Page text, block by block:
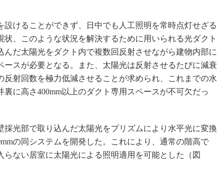
けることができず、日中でも人工照明を常時点灯せざる
状、このような状況を解決するために用いられる光ダクト
んだ太陽光をダクト内で複数回反射させながら建物内部に
ースが必要となる。また、太陽光は反射させるたびに減衰
反射回数を極力低減させることが求められ、これまでの水
に高さ400mm以上のダクト専用スペースが不可欠だっ
光部で取り込んだ太陽光をプリズムにより水平光に変換
の同システムを開発した。これにより、通常の階高で
らない居室に太陽光による照明適用を可能とした（図